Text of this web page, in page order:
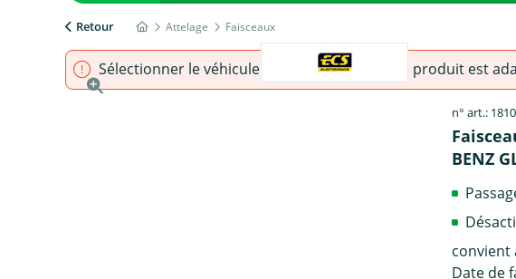
Retour Attelage Faisceaux
Sélectionner le véhicule pour s'assurer que le produit est
n° art.:
BENZ
convient
Date de